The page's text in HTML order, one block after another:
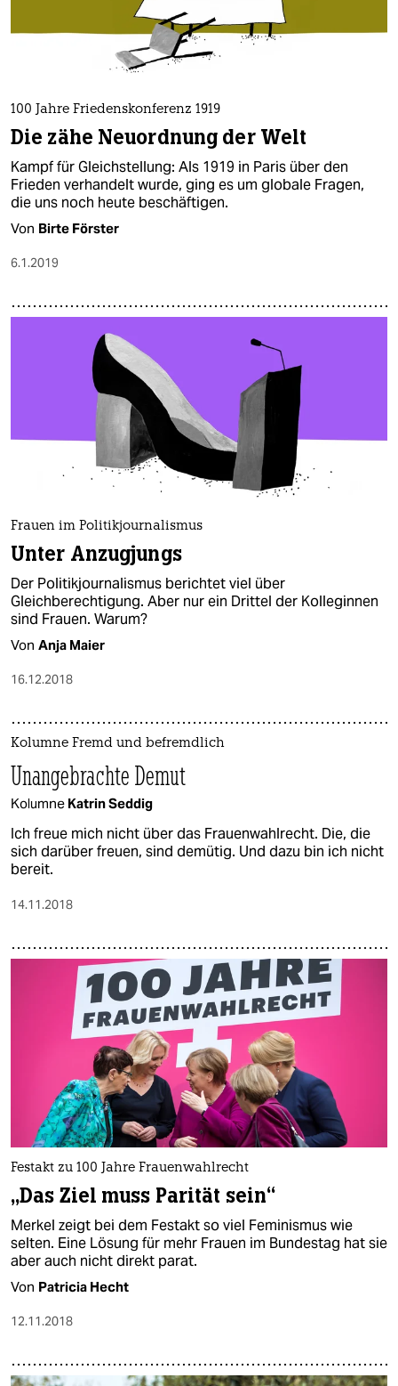
100 Jahre Friedenskonferenz 1919
Die zähe Neuordnung der Welt
Kampf für Gleichstellung: Als 1919 in Paris über den
Frieden verhandelt wurde, ging es um globale Fragen,
die uns noch heute beschäftigen.
Von Birte Förster
6.1.2019
Frauen im Politikjournalismus
Unter Anzugjungs
Der Politikjournalismus berichtet viel über
Gleichberechtigung. Aber nur ein Drittel der Kolleginnen
sind Frauen. Warum?
Von Anja Maier
16.12.2018
Kolumne Fremd und befremdlich
Unangebrachte Demut
Kolumne Katrin Seddig
Ich freue mich nicht über das Frauenwahlrecht. Die, die
sich darüber freuen, sind demütig. Und dazu bin ich nicht
bereit.
14.11.2018
Festakt zu 100 Jahre Frauenwahlrecht
„Das Ziel muss Parität sein“
Merkel zeigt bei dem Festakt so viel Feminismus wie
selten. Eine Lösung für mehr Frauen im Bundestag hat sie
aber auch nicht direkt parat.
Von Patricia Hecht
12.11.2018